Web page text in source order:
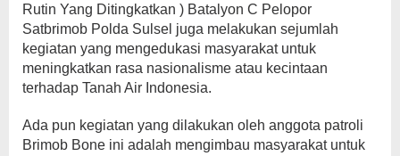
Rutin Yang Ditingkatkan ) Batalyon C Pelopor
Satbrimob Polda Sulsel juga melakukan sejumlah
kegiatan yang mengedukasi masyarakat untuk
meningkatkan rasa nasionalisme atau kecintaan
terhadap Tanah Air Indonesia.
Ada pun kegiatan yang dilakukan oleh anggota patroli
Brimob Bone ini adalah mengimbau masyarakat untuk